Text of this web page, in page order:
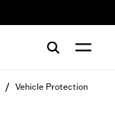
/ Vehicle Protection